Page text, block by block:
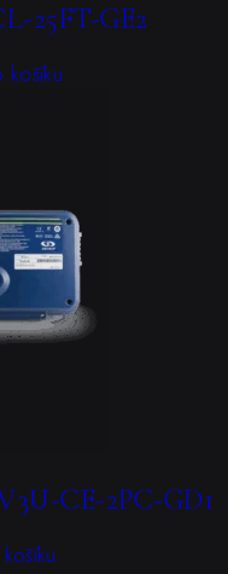
25FT-GE2
košíku
CE-2PC-GD1